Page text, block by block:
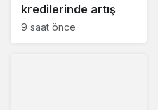
kredilerinde artış
9 saat önce